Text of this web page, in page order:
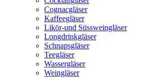
Cognacgläser
Kaffeegläser
Likör-und Süssweingläser
Longdrinkgläser
Schnapsgläser
Teegläser
Wassergläser
Weingläser